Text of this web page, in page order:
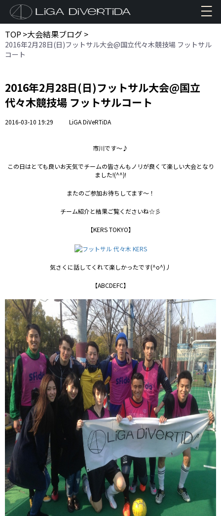
TOP>大会結果ブログ>
2016年2月28日(日)フットサル大会@国立代々木競技場 フットサル
コート
2016年2月28日(日)フットサル大会@国立
代々木競技場 フットサルコート
2016-03-10 19:29 LiGA DiVeRTiDA
市川です～♪
この日はとても良いお天気でチームの皆さんもノリが良くて楽しい大会となり
ました!(^^)!
またのご参加お待ちしてます～！
チーム紹介と結果ご覧くださいね☆彡
【KERS TOKYO】
気さくに話してくれて楽しかったです(^o^)丿
【ABCDEFC】